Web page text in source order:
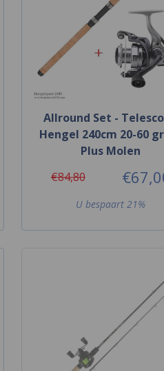
Allround Set -
Hengel 240cm 20-60
Plus Molen
€84,80
U bespaart 21%